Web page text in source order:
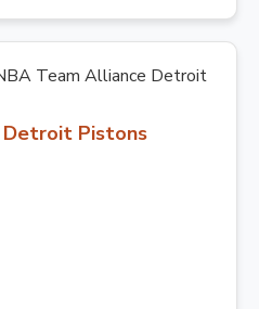
Detroit Pistons